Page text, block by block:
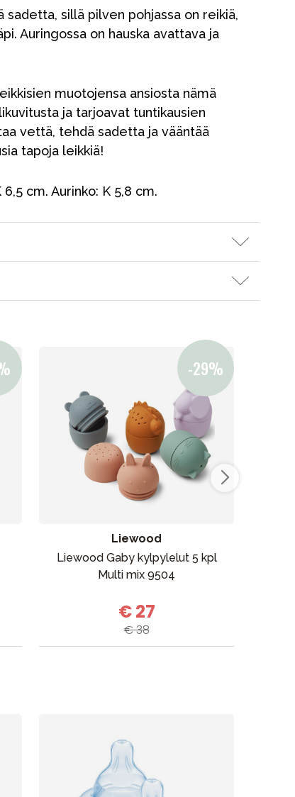
sillä pilven pohjassa on reikiä,
Auringossa on hauska avattava ja
muotojensa ansiosta nämä
ja tarjoavat tuntikausien
vettä, tehdä sadetta ja vääntää
tapoja leikkiä!
cm. Aurinko: K 5,8 cm.
Liewood
Liewood Gaby kylpylelut 5 kpl
Multi mix 9504
€ 27
€ 38
Kampanjat